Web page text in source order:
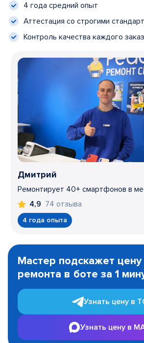
4 года средний опыт
Аттестация со строгими
Контроль качества каждого
Дмитрий
Ремонтирует 40+ смартфонов в
4,9 74 отзыва
4 года опыта
1
Мастер подскажет цену
ремонта в боте за 1
Узнать цену в
Узнать цену в